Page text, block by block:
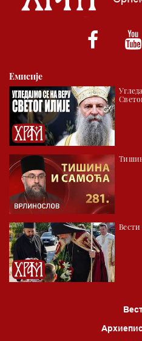
*најважније вести емитујемо
Емисије
Вести